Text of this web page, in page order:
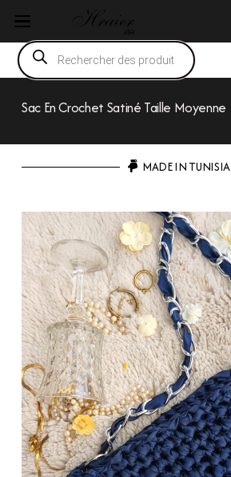
Recherche
de
produits
Sac En Crochet Satiné Taille Moyenne
MADE IN TUNISIA